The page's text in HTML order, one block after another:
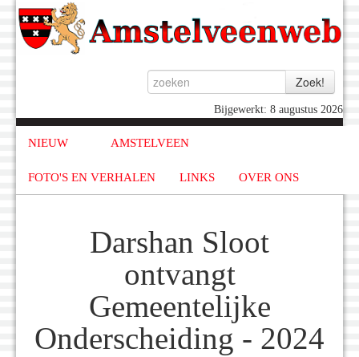
Bijgewerkt: 8 augustus 2026
NIEUW AMSTELVEEN
FOTO'S EN VERHALEN LINKS OVER ONS
Darshan Sloot
ontvangt
Gemeentelijke
Onderscheiding - 2024